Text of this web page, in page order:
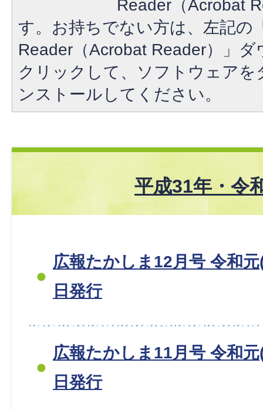
Reader（Acrobat
す。お持ちでない方は、左記の
Reader（Acrobat Reader）」
クリックして、ソフトウェア
ンストールしてください。
平成31年・令
広報たかしま12月号 令和
日発行
広報たかしま11月号 令和
日発行